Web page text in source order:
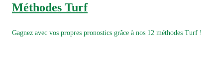
Méthodes Turf
Gagnez avec vos propres pronostics grâce à nos 12 méthodes Turf !